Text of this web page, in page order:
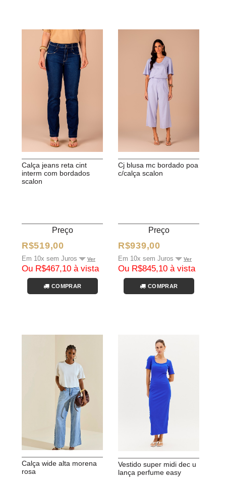
calça jeans reta cint
interm com bordados
scalon
Preço
R$519,00
Em 10x sem Juros Ver
Ou R$467,10 à vista
COMPRAR
cj blusa mc bordado poa
c/calça scalon
Preço
R$939,00
Em 10x sem Juros Ver
Ou R$845,10 à vista
COMPRAR
calça wide alta morena
rosa
vestido super midi dec u
lança perfume easy